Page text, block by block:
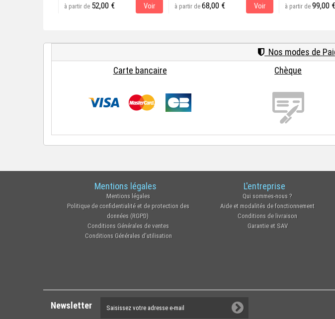
à partir de 52,00 € Voir à partir de68,00 € Voir à partir de99,00 €
Nos modes de
Carte bancaire
Chèque
Mentions légales
Mentions légales
Politique de confidentialité et de protection des
données (RGPD)
Conditions Générales de ventes
Conditions Générales d'utilisation
L'entreprise
Qui sommes-nous ?
Aide et modalités de fonctionnement
Conditions de livraison
Garantie et SAV
Newsletter